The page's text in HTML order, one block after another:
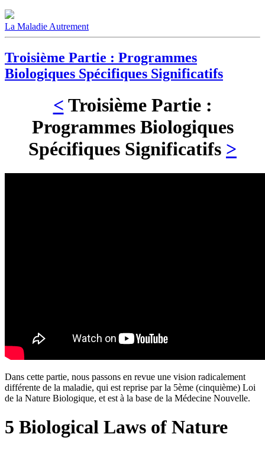
La Maladie Autrement
Troisième Partie : Programmes
Biologiques Spécifiques Significatifs
< Troisième Partie :
Programmes Biologiques
Spécifiques Significatifs >
Dans cette partie, nous passons en revue une vision radicalement
différente de la maladie, qui est reprise par la 5ème (cinquième) Loi
de la Nature Biologique, et est à la base de la Médecine Nouvelle.
5 Biological Laws of Nature